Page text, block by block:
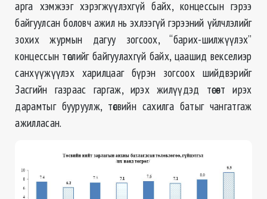
арга хэмжээг хэрэгжүүлэхгүй байх, концессын гэрээ
байгуулсан боловч ажил нь эхлээгүй гэрээний үйлчлэлийг
зохих журмын дагуу зогсоох, “барих-шилжүүлэх”
концессын төслийг байгуулахгүй байх, цаашид векселиэр
санхүүжүүлэх харилцааг бүрэн зогсоох шийдвэрийг
Засгийн газраас гаргаж, ирэх жилүүдэд төсөвт ирэх
дарамтыг бууруулж, төсвийн сахилга батыг чангатгаж
ажилласан.